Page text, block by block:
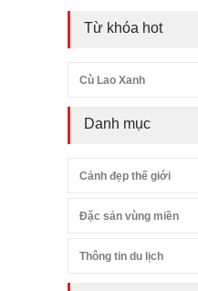
Từ khóa hot
Cù Lao Xanh
Danh mục
Cảnh đẹp thế giới
Đặc sản vùng miền
Thông tin du lịch